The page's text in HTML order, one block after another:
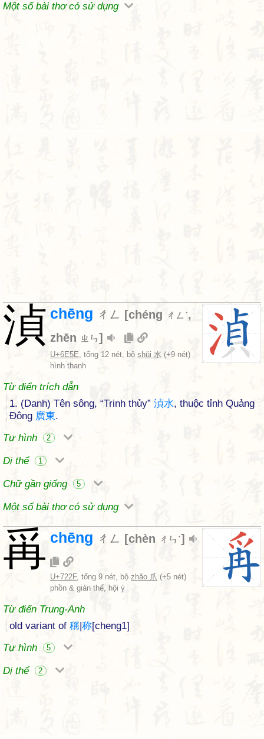
Một số bài thơ có sử dụng
湞 chēng ㄔㄥ [chéng ㄔㄥˊ,
zhēn ㄓㄣ]
U+6E5E, tổng 12 nét, bộ shǔi 水 (+9 nét)
hình thanh
Từ điển trích dẫn
1. (Danh) Tên sông, “Trinh thủy” 湞水, thuộc tỉnh Quảng
Đông 廣東.
Tự hình
2
Dị thể 1
Chữ gần giống 5
Một số bài thơ có sử dụng
爯 chēng ㄔㄥ [chèn ㄔㄣˋ]
U+722F, tổng 9 nét, bộ zhǎo 爪 (+5 nét)
phồn & giản thể, hội ý
Từ điển Trung-Anh
old variant of 稱|称[cheng1]
Tự hình
5
Dị thể 2